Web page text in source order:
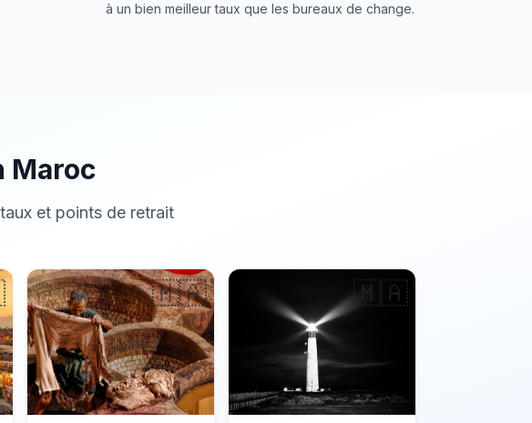
à un bien meilleur taux que les bureaux de change.
Maroc
et points de retrait
🇲🇦 🇲🇦